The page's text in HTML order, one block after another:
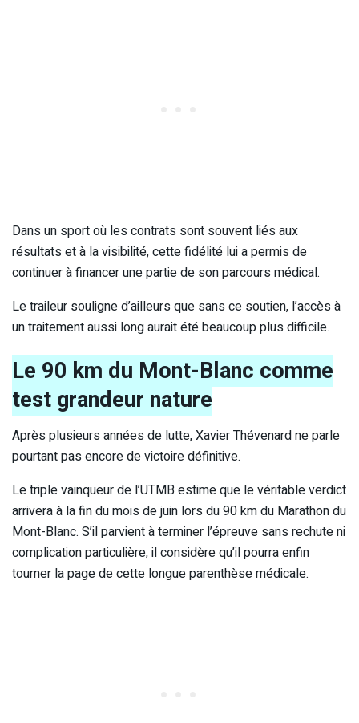
Dans un sport où les contrats sont souvent liés aux
résultats et à la visibilité, cette fidélité lui a permis de
continuer à financer une partie de son parcours médical.
Le traileur souligne d’ailleurs que sans ce soutien, l’accès à
un traitement aussi long aurait été beaucoup plus difficile.
Le 90 km du Mont-Blanc comme
test grandeur nature
Après plusieurs années de lutte, Xavier Thévenard ne parle
pourtant pas encore de victoire définitive.
Le triple vainqueur de l’UTMB estime que le véritable verdict
arrivera à la fin du mois de juin lors du 90 km du Marathon du
Mont-Blanc. S’il parvient à terminer l’épreuve sans rechute ni
complication particulière, il considère qu’il pourra enfin
tourner la page de cette longue parenthèse médicale.